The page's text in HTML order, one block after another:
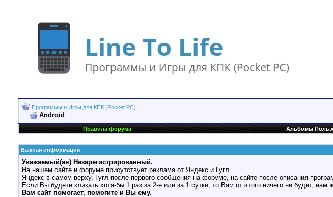
Программы и Игры для КПК (Pocket PC)
Android
Правила форума
Альбомы
Важная информация
Уважаемый(ая) Незарегистрированный.
На нашем сайте и форуме присутствует реклама от Яндекс и Гугл.
Яндекс в самом верху, Гугл после первого сообщения на форуме, на сайте после описания
Если Вы будете кликать хотя-бы 1 раз за 2-е или за 1 сутки, то Вам от этого ничего не будет, нам
Вам сайт помогает, помогите и Вы ему.